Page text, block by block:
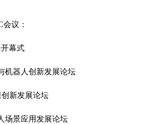
议：
幕式
器人创新发展论坛
新发展论坛
景应用发展论坛